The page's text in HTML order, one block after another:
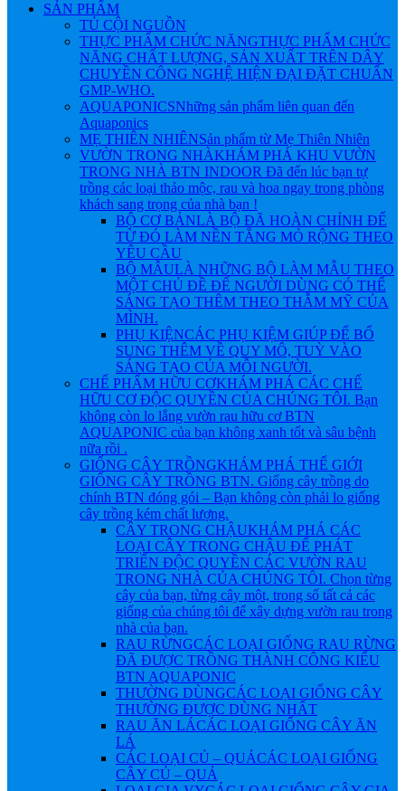
SẢN PHẨM
TỦ CỘI NGUỒN
THỰC PHẨM CHỨC NĂNGTHỰC PHẨM CHỨC
NĂNG CHẤT LƯỢNG, SẢN XUẤT TRÊN DÂY
CHUYỀN CÔNG NGHỆ HIỆN ĐẠI ĐẶT CHUẨN
GMP-WHO.
AQUAPONICSNhững sản phẩm liên quan đến
Aquaponics
MẸ THIÊN NHIÊNSản phẩm từ Mẹ Thiên Nhiên
VƯỜN TRONG NHÀKHÁM PHÁ KHU VƯỜN
TRONG NHÀ BTN INDOOR Đã đến lúc bạn tự
trồng các loại thảo mộc, rau và hoa ngay trong phòng
khách sang trọng của nhà bạn !
BỘ CƠ BẢNLÀ BỘ ĐÃ HOÀN CHỈNH ĐỂ
TỪ ĐÓ LÀM NỀN TẲNG MỎ RỘNG THEO
YÊU CẦU
BỘ MẪULÀ NHỮNG BỘ LÀM MẪU THEO
MỘT CHỦ ĐỀ ĐỂ NGƯỜI DÙNG CÓ THỂ
SÁNG TẠO THÊM THEO THẪM MỸ CỦA
MÌNH.
PHỤ KIỆNCÁC PHỤ KIỆM GIÚP ĐỂ BỔ
SUNG THÊM VỀ QUY MÔ, TUỲ VÀO
SÁNG TẠO CỦA MỖI NGƯỜI.
CHẾ PHẨM HỮU CƠKHÁM PHÁ CÁC CHẾ
HỮU CƠ ĐỘC QUYỀN CỦA CHÚNG TÔI. Bạn
không còn lo lắng vườn rau hữu cơ BTN
AQUAPONIC của bạn không xanh tốt và sâu bệnh
nữa rồi .
GIỐNG CÂY TRỒNGKHÁM PHÁ THẾ GIỚI
GIỐNG CÂY TRỒNG BTN. Giống cây trồng do
chính BTN đóng gói – Bạn không còn phải lo giống
cây trồng kém chất lượng.
CÂY TRONG CHẬUKHÁM PHÁ CÁC
LOẠI CÂY TRONG CHẬU ĐỂ PHÁT
TRIỂN ĐỘC QUYỀN CÁC VƯỜN RAU
TRONG NHÀ CỦA CHÚNG TÔI. Chọn từng
cây của bạn, từng cây một, trong số tất cả các
giống của chúng tôi để xây dựng vườn rau trong
nhà của bạn.
RAU RỪNGCÁC LOẠI GIỐNG RAU RỪNG
ĐÃ ĐƯỢC TRỒNG THÀNH CÔNG KIỂU
BTN AQUAPONIC
THƯỜNG DÙNGCÁC LOẠI GIỐNG CÂY
THƯỜNG ĐƯỢC DÙNG NHẤT
RAU ĂN LÁCÁC LOẠI GIỐNG CÂY ĂN
LÁ
CÁC LOẠI CỦ – QUẢCÁC LOẠI GIỐNG
CÂY CỦ – QUẢ